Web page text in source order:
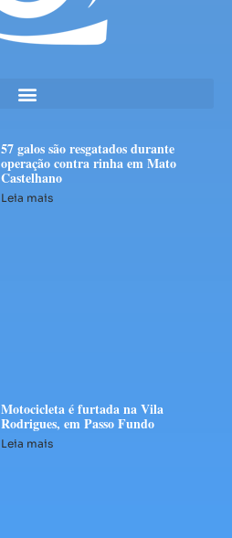
57 galos são resgatados durante
operação contra rinha em Mato
Castelhano
Leia mais
Motocicleta é furtada na Vila
Rodrigues, em Passo Fundo
Leia mais